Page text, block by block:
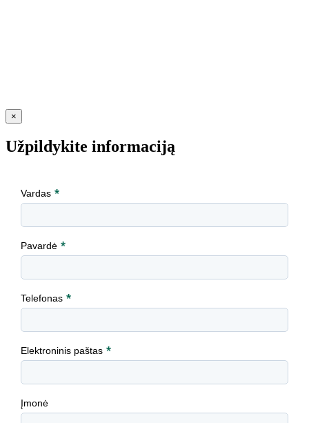
×
Užpildykite informaciją